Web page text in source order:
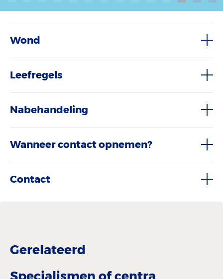
Wond
Leefregels
Nabehandeling
Wanneer contact opnemen?
Contact
Gerelateerd
Specialismen of centra